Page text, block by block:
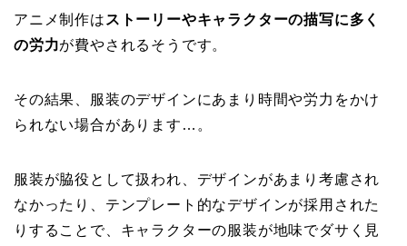
アニメ制作は ストーリーやキャラクターの描写に多く
の労力が費やされるそうです。
その結果、服装のデザインにあまり時間や労力をかけ
られない場合があります…。
服装が脇役として扱われ、デザインがあまり考慮され
なかったり、テンプレート的なデザインが採用された
りすることで、キャラクターの服装が地味でダサく見